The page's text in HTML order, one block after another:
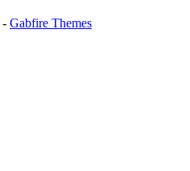
- Gabfire Themes